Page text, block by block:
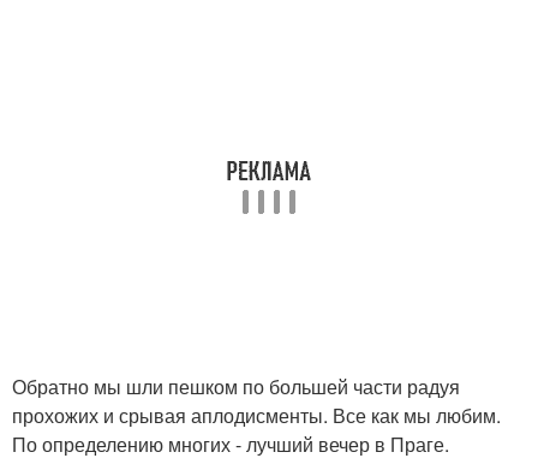
Обратно мы шли пешком по большей части радуя
прохожих и срывая аплодисменты. Все как мы любим.
По определению многих - лучший вечер в Праге.